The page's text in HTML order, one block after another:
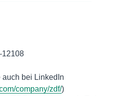
12108
bei LinkedIn
company/zdf/)